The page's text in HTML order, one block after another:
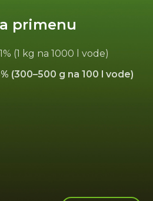
primenu
(1 kg na 1000 l vode)
(300–500 g na 100 l vode)